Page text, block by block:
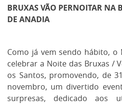
BRUXAS VÃO PERNOITAR NA
DE ANADIA
Como já vem sendo hábito, o
celebrar a Noite das Bruxas /
os Santos, promovendo, de
novembro, um divertido
surpresas, dedicado aos